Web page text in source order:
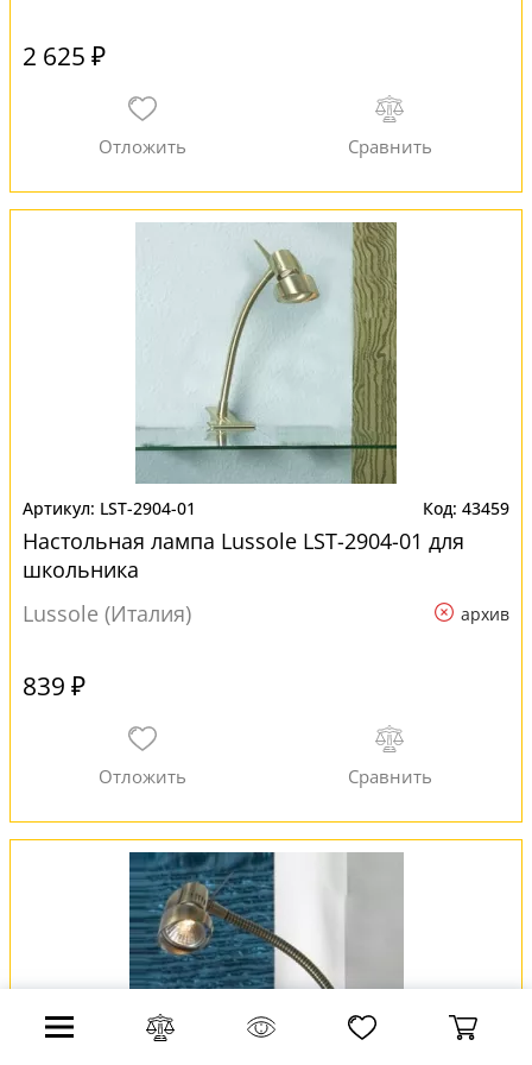
2 625 ₽
LST-2904-01 43459
Настольная лампа Lussole LST-2904-01 для
школьника
Lussole (Италия)
архив
839 ₽